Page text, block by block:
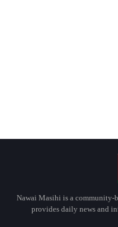
Nawai Masihi is a community-
provides daily news and